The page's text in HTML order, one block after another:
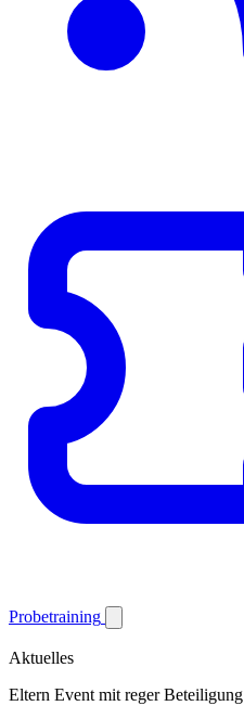
Probetraining
Aktuelles
Eltern Event mit reger Beteiligung